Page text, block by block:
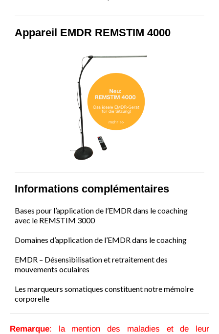
Appareil EMDR REMSTIM 4000
Informations complémentaires
Bases pour l’application de l’EMDR dans le coaching
avec le REMSTIM 3000
Domaines d’application de l’EMDR dans le coaching
EMDR – Désensibilisation et retraitement des
mouvements oculaires
Les marqueurs somatiques constituent notre mémoire
corporelle
Remarque: la mention des maladies et de leur